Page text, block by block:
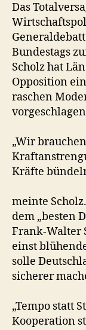
Das
Bundestags
Scholz hat
Opposition
raschen
„Wir
Kräfte
meinte
dem „besten
Frank-Walter
einst
solle
sicherer
„Tempo statt
Kooperation